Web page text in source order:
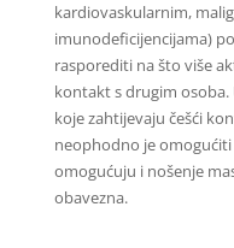
kardiovaskularnim,
imunodeficijencijama)
rasporediti na što više
kontakt s drugim
koje zahtijevaju češći
neophodno je
omogućuju i nošenje
obavezna.